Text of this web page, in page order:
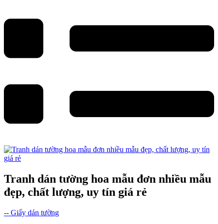
Tranh dán tường hoa mẫu đơn nhiều mẫu
đẹp, chất lượng, uy tín giá rẻ
-- Giấy dán tường